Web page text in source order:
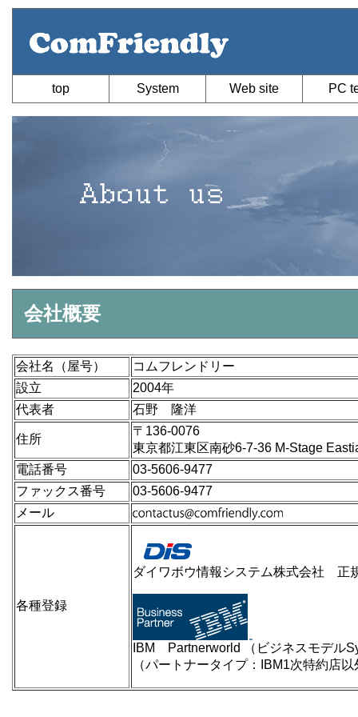
top System Web site PC
会社概要
会社名（屋号）
コムフレンドリー
設立
2004年
代表者
石野 隆洋
住所
〒136-0076
東京都江東区南砂6-7-36 M-Stage
電話番号
03-5606-9477
ファックス番号
03-5606-9477
メール
各種登録
ダイワボウ情報システム株式会社 正
IBM Partnerworld （ビジネスモデル
（パートナータイプ：IBM1次特約店